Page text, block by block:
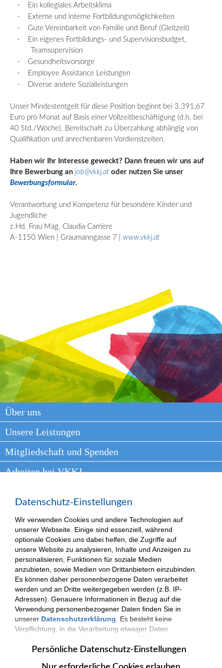
· Ein kollegiales Arbeitsklima
· Externe und interne Fortbildungsmöglichkeiten
· Gute Vereinbarkeit von Familie und Beruf (Gleitzeit)
·
Ein eigenes Fortbildungs- und Supervisionsbudget,
Teamsupervision
· Gesundheitsvorsorge
· Employee Assistance Leistungen
· Diverse andere Sozialleistungen
Unser Mindestentgelt für diese Position beginnt bei 3.391,67
Euro pro Monat auf Basis einer Vollzeitbeschäftigung (d.h. bei
40 Std./Woche). Bereitschaft zu Überzahlung abhängig von
Qualifikation und anrechenbaren Vordienstzeiten.
Haben wir Ihr Interesse geweckt? Dann freuen wir uns auf
Ihre Bewerbung an job@vkkj.at oder nutzen Sie unser
Bewerbungsformular.
Verantwortung und Kompetenz für besondere Kinder und
Jugendliche
z.Hd. Frau Mag. Claudia Carrière
A-1150 Wien | Graumanngasse 7 | www.vkkj.at
Über uns
Unsere Leistungen
Mitgliedschaft und Spenden
Arbeiten bei VKKJ
(c) 2025| VKKJ - Verantwortung und Kompetenz für besondere Kinder und
Jugendliche.
Impressum Datenschutzerklärung
Datenschutz-Einstellungen
Wir verwenden Cookies und andere Technologien auf
unserer Webseite. Einige sind essenziell, während
optionale Cookies uns dabei helfen, die Zugriffe auf
unsere Website zu analysieren, Inhalte und Anzeigen zu
personalisieren, Funktionen für soziale Medien
anzubieten, sowie Medien von Drittanbietern einzubinden.
Es können daher personenbezogene Daten verarbeitet
werden und an Dritte weitergegeben werden (z.B. IP-
Adressen). Genauere Informationen in Bezug auf die
Verwendung personenbezogener Daten finden Sie in
unserer Datenschutzerklärung . Es besteht keine
Verpflichtung, in die Verarbeitung etwaiger Daten
nutzen. Die Datenverarbeitung erfolgt nur nach
Persönliche Datenschutz-Einstellungen